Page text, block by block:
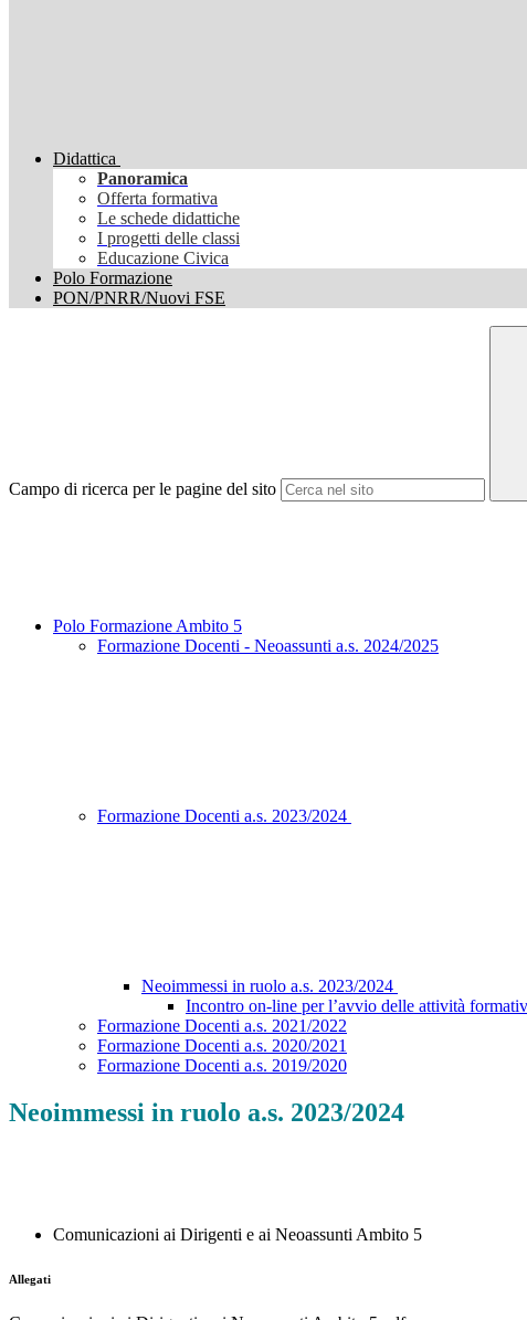
Didattica
Panoramica
Offerta formativa
Le schede didattiche
I progetti delle classi
Educazione Civica
Polo Formazione
PON/PNRR/Nuovi FSE
Campo di ricerca per le pagine del sito
Polo Formazione Ambito 5
Formazione Docenti - Neoassunti a.s. 2024/2025
Formazione Docenti a.s. 2023/2024
Neoimmessi in ruolo a.s. 2023/2024
Incontro on-line per l’avvio delle attività
Formazione Docenti a.s. 2021/2022
Formazione Docenti a.s. 2020/2021
Formazione Docenti a.s. 2019/2020
Neoimmessi in ruolo a.s. 2023/2024
Comunicazioni ai Dirigenti e ai Neoassunti Ambito 5
Allegati